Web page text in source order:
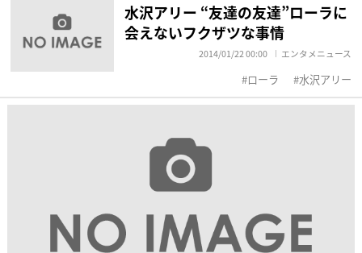
水沢アリー “友達の友達”ローラに
会えないフクザツな事情
2014/01/22 00:00 エンタメニュース
ローラ 水沢アリー